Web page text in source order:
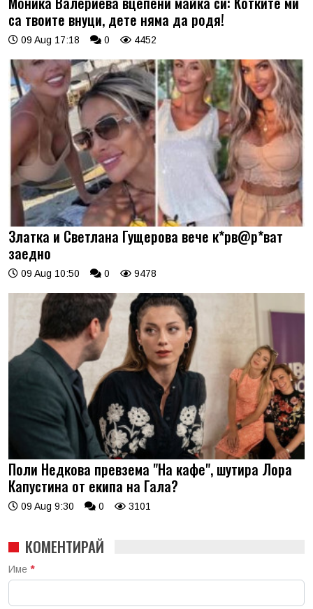
са твоите внуци, дете няма да родя!
09 Aug 17:18 0 4452
Златка и Светлана Гущерова вече к*рв@р*ват
заедно
09 Aug 10:50 0 9478
Поли Недкова превзема "На кафе", шутира Лора
Капустина от екипа на Гала?
09 Aug 9:30 0 3101
КОМЕНТИРАЙ
Име *